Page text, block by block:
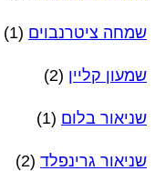
שמחה ציטרנבוים (1)
שמעון קליין (2)
שניאור בלום (1)
שניאור גרינפלד (2)